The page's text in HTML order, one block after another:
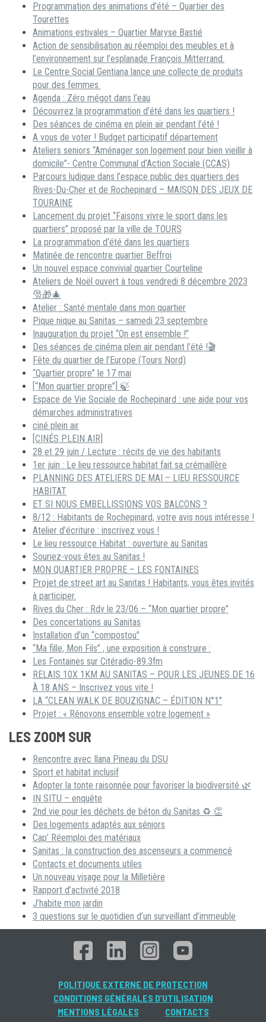
Programmation des animations d’été – Quartier des
Tourettes
Animations estivales – Quartier Maryse Bastié
Action de sensibilisation au réemploi des meubles et à
l’environnement sur l’esplanade François Mitterrand.
Le Centre Social Gentiana lance une collecte de produits
pour des femmes
Agenda : Zéro mégot dans l’eau
Découvrez la programmation d’été dans les quartiers !
Des séances de cinéma en plein air pendant l’été !
A vous de voter ! Budget participatif département
Ateliers seniors “Aménager son logement pour bien vieillir à
domicile”- Centre Communal d’Action Sociale (CCAS)
Parcours ludique dans l’espace public des quartiers des
Rives-Du-Cher et de Rochepinard – MAISON DES JEUX DE
TOURAINE
Lancement du projet “Faisons vivre le sport dans les
quartiers” proposé par la ville de TOURS
La programmation d’été dans les quartiers
Matinée de rencontre quartier Beffroi
Un nouvel espace convivial quartier Courteline
Ateliers de Noël ouvert à tous vendredi 8 décembre 2023
🎅🎁🎄
Atelier : Santé mentale dans mon quartier
Pique nique au Sanitas – samedi 23 septembre
Inauguration du projet “On est ensemble !”
Des séances de cinéma plein air pendant l’été !🎬
Fête du quartier de l’Europe (Tours Nord)
“Quartier propre” le 17 mai
[“Mon quartier propre”] 🍃
Espace de Vie Sociale de Rochepinard : une aide pour vos
démarches administratives
ciné plein air
[CINÉS PLEIN AIR]
28 et 29 juin / Lecture : récits de vie des habitants
1er juin : Le lieu ressource habitat fait sa crémaillère
PLANNING DES ATELIERS DE MAI – LIEU RESSOURCE
HABITAT
ET SI NOUS EMBELLISSIONS VOS BALCONS ?
8/12 : Habitants de Rochepinard, votre avis nous intéresse !
Atelier d’écriture : inscrivez vous !
Le lieu ressource Habitat : ouverture au Sanitas
Souriez-vous êtes au Sanitas !
MON QUARTIER PROPRE – LES FONTAINES
Projet de street art au Sanitas ! Habitants, vous êtes invités
à participer.
Rives du Cher : Rdv le 23/06 – “Mon quartier propre”
Des concertations au Sanitas
Installation d’un “compostou”
“Ma fille, Mon Fils” , une exposition à construire :
Les Fontaines sur Citéradio-89.3fm
RELAIS 10X 1KM AU SANITAS – POUR LES JEUNES DE 16
À 18 ANS – Inscrivez vous vite !
LA “CLEAN WALK DE BOUZIGNAC – ÉDITION N°1”
Projet : « Rénovons ensemble votre logement »
LES ZOOM SUR
Rencontre avec Ilana Pineau du DSU
Sport et habitat inclusif
Adopter la tonte raisonnée pour favoriser la biodiversité 🌿
IN SITU – enquête
2nd vie pour les déchets de béton du Sanitas ♻ 👏
Des logements adaptés aux séniors
Cap’ Réemploi des matériaux
Sanitas : la construction des ascenseurs a commencé
Contacts et documents utiles
Un nouveau visage pour la Milletière
Rapport d’activité 2018
J’habite mon jardin
3 questions sur le quotidien d’un surveillant d’immeuble
POLITIQUE EXTERNE DE PROTECTION
CONDITIONS GÉNÉRALES D’UTILISATION
MENTIONS LÉGALES
CONTACTS